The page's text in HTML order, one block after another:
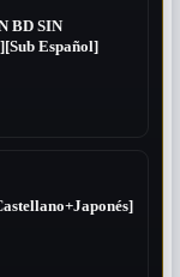
BD SIN
Español]